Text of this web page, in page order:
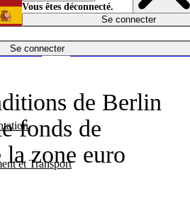
Se connecter
et Transport
Économie
Español
Vous êtes déconnecté.
Se connecter
de Berlin
fonds de
la zone euro